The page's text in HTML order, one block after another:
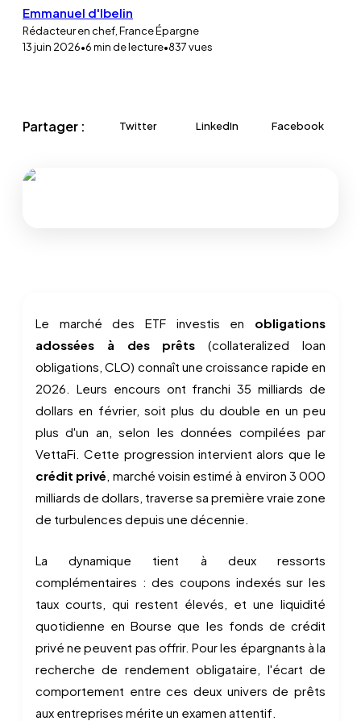
Emmanuel d'Ibelin
Rédacteur en chef, France Épargne
13 juin 2026•6min de lecture•837vues
Partager : Twitter LinkedIn Facebook
Le marché des ETF investis en obligations
adossées à des prêts (collateralized loan
obligations, CLO) connaît une croissance rapide en
2026. Leurs encours ont franchi 35 milliards de
dollars en février, soit plus du double en un peu
plus d'un an, selon les données compilées par
VettaFi. Cette progression intervient alors que le
crédit privé, marché voisin estimé à environ 3 000
milliards de dollars, traverse sa première vraie zone
de turbulences depuis une décennie.
La dynamique tient à deux ressorts
complémentaires : des coupons indexés sur les
taux courts, qui restent élevés, et une liquidité
quotidienne en Bourse que les fonds de crédit
privé ne peuvent pas offrir. Pour les épargnants à la
recherche de rendement obligataire, l'écart de
comportement entre ces deux univers de prêts
aux entreprises mérite un examen attentif.